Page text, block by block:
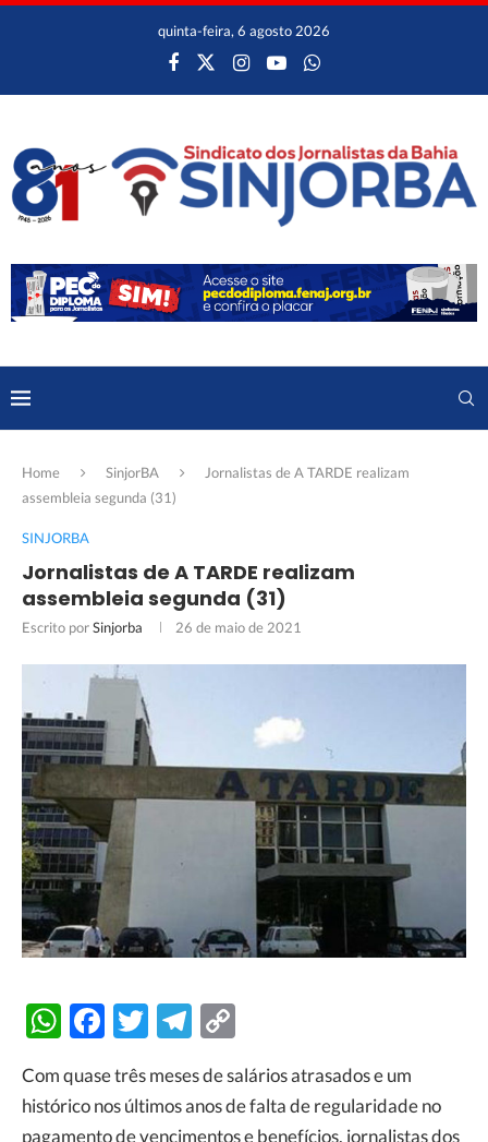
quinta-feira, 6 agosto 2026
Home SinjorBA
Jornalistas de A TARDE realizam
assembleia segunda (31)
SINJORBA
Jornalistas de A TARDE realizam
assembleia segunda (31)
Escrito porSinjorba 26 de maio de 2021
WhatsApp
Facebook
TwitterTelegram
Com quase três meses de salários atrasados e um
histórico nos últimos anos de falta de regularidade no
pagamento de vencimentos e benefícios, jornalistas dos